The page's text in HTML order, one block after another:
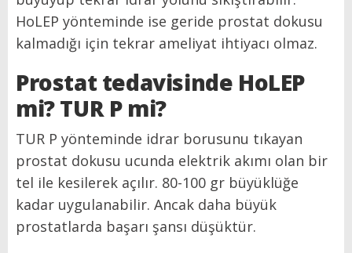
HoLEP yönteminde ise geride prostat dokusu
kalmadığı için tekrar ameliyat ihtiyacı olmaz.
Prostat tedavisinde HoLEP
mi? TUR P mi?
TUR P yönteminde idrar borusunu tıkayan
prostat dokusu ucunda elektrik akımı olan bir
tel ile kesilerek açılır. 80-100 gr büyüklüğe
kadar uygulanabilir. Ancak daha büyük
prostatlarda başarı şansı düşüktür.